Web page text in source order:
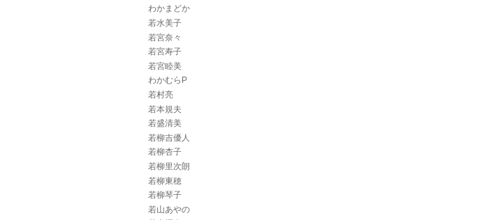
わかまどか
若水美子
若宮奈々
若宮寿子
若宮睦美
わかむらP
若村亮
若本規夫
若盛清美
若柳吉優人
若柳杏子
若柳里次朗
若柳東穂
若柳琴子
若山あやの